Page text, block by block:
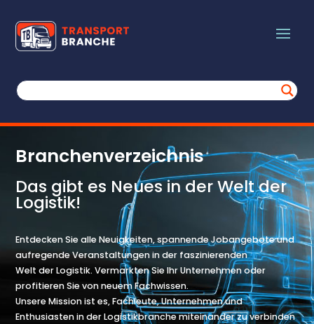
Branchenverzeichnis
Das gibt es Neues in der Welt der
Logistik!
Entdecken Sie alle Neuigkeiten, spannende Jobangebote und
aufregende Veranstaltungen in der faszinierenden
Welt der Logistik. Vermarkten Sie Ihr Unternehmen oder
profitieren Sie von neuem Fachwissen.
Unsere Mission ist es, Fachleute, Unternehmen und
Enthusiasten in der Logistikbranche miteinander zu verbinden